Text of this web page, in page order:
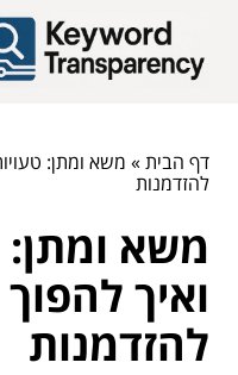
דף הבית» משא ומתן:
להזדמנות
משא ומתן:
ואיך
להזדמנות